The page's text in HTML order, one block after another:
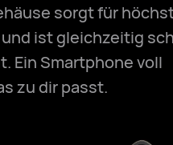
sorgt für
ist gleichzeitig
Ein Smartphone voll
zu dir passt.